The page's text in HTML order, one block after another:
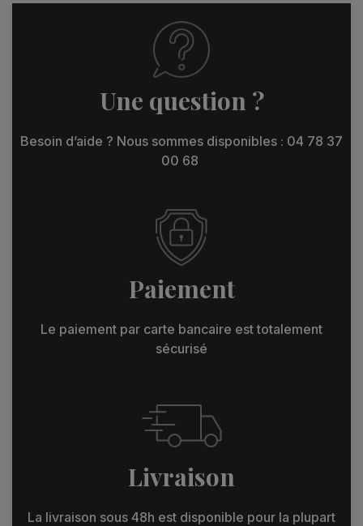
Une question ?
Besoin d’aide ? Nous sommes disponibles : 04 78 37
00 68
Paiement
Le paiement par carte bancaire est totalement
sécurisé
Livraison
La livraison sous 48h est disponible pour la plupart